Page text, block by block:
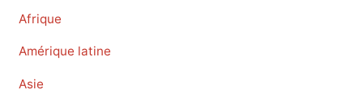
Afrique
Amérique latine
Asie